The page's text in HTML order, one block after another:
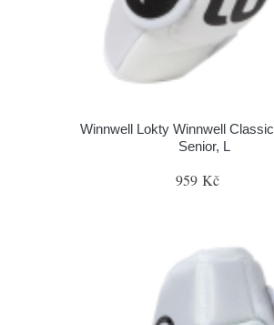
Winnwell Lokty Winnwell
Senior, L
959 Kč